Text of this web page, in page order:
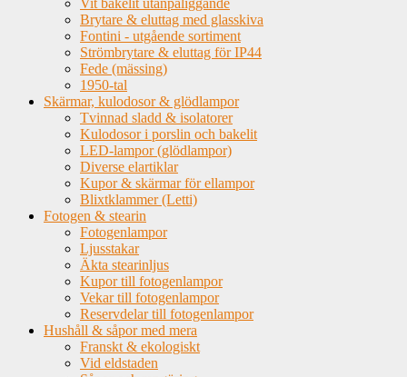
Vit bakelit utanpåliggande
Brytare & eluttag med glasskiva
Fontini - utgående sortiment
Strömbrytare & eluttag för IP44
Fede (mässing)
1950-tal
Skärmar, kulodosor & glödlampor
Tvinnad sladd & isolatorer
Kulodosor i porslin och bakelit
LED-lampor (glödlampor)
Diverse elartiklar
Kupor & skärmar för ellampor
Blixtklammer (Letti)
Fotogen & stearin
Fotogenlampor
Ljusstakar
Äkta stearinljus
Kupor till fotogenlampor
Vekar till fotogenlampor
Reservdelar till fotogenlampor
Hushåll & såpor med mera
Franskt & ekologiskt
Vid eldstaden